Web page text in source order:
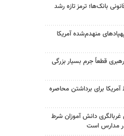
بانک‌ها؛ ترمز تازه رشد
منهدم‌شده آمریکا
قطعاً جرم بسیار بزرگی
برای برداشتن محاصره
غربالگری دانش آموزان شرط
مدارس است